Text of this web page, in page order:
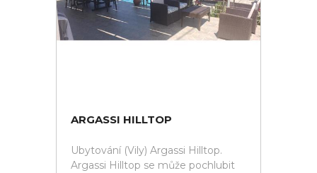
ARGASSI HILLTOP
Ubytování (Vily) Argassi Hilltop.
Argassi Hilltop se může pochlubit